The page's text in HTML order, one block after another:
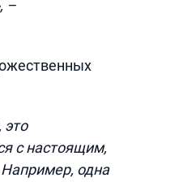
–
это
с настоящим,
одна